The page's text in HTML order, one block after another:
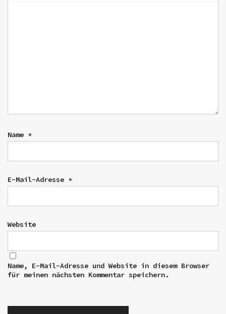
Name *
E-Mail-Adresse *
Website
Name, E-Mail-Adresse und Website in diesem Browser
für meinen nächsten Kommentar speichern.